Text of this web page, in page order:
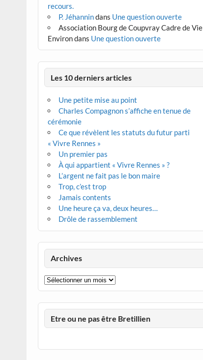
recours.
P. Jéhannindans Une question ouverte
Association Bourg de Coupvray Cadre de Vie
Environdans Une question ouverte
Les 10 derniers articles
Une petite mise au point
Charles Compagnon s’affiche en tenue de
cérémonie
Ce que révèlent les statuts du futur parti
« Vivre Rennes »
Un premier pas
À qui appartient « Vivre Rennes » ?
L’argent ne fait pas le bon maire
Trop, c’est trop
Jamais contents
Une heure ça va, deux heures…
Drôle de rassemblement
Archives
Archives
Etre ou ne pas être Bretillien